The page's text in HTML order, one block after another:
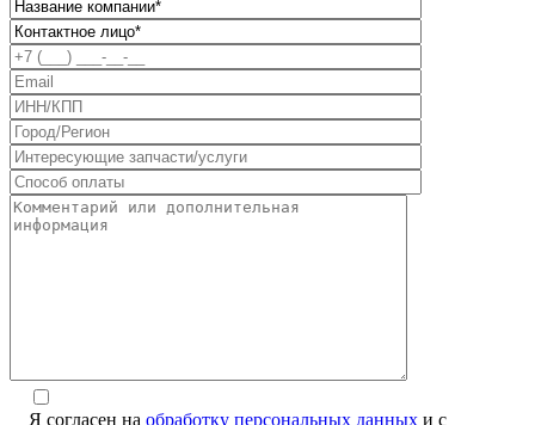
Я согласен на обработку персональных данных и с